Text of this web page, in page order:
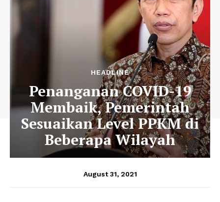
HEADLINE
Penanganan COVID-19
Membaik, Pemerintah
Sesuaikan Level PPKM di
Beberapa Wilayah
August 31, 2021